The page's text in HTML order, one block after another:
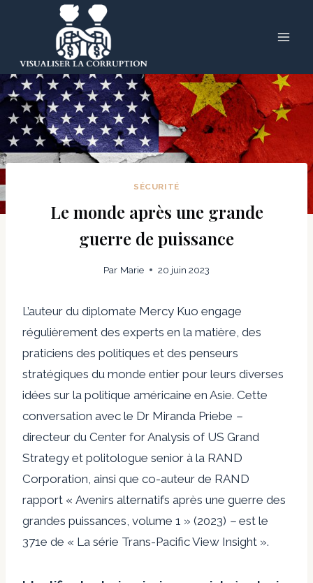
SÉCURITÉ
Le monde après une grande
guerre de puissance
Par Marie 20 juin 2023
L’auteur du diplomate Mercy Kuo engage
régulièrement des experts en la matière, des
praticiens des politiques et des penseurs
stratégiques du monde entier pour leurs diverses
idées sur la politique américaine en Asie. Cette
conversation avec le Dr Miranda Priebe –
directeur du Center for Analysis of US Grand
Strategy et politologue senior à la RAND
Corporation, ainsi que co-auteur de RAND
rapport « Avenirs alternatifs après une guerre des
grandes puissances, volume 1 » (2023) – est le
371e de « La série Trans-Pacific View Insight ».